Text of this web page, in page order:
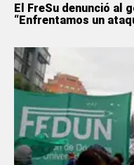
El FreSu denunció al
“Enfrentamos un